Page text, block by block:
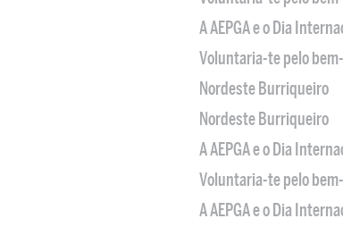
A AEPGA e o Dia
Voluntaria-te pelo
Nordeste Burriqueiro
Nordeste Burriqueiro
A AEPGA e o Dia
Voluntaria-te pelo
A AEPGA e o Dia